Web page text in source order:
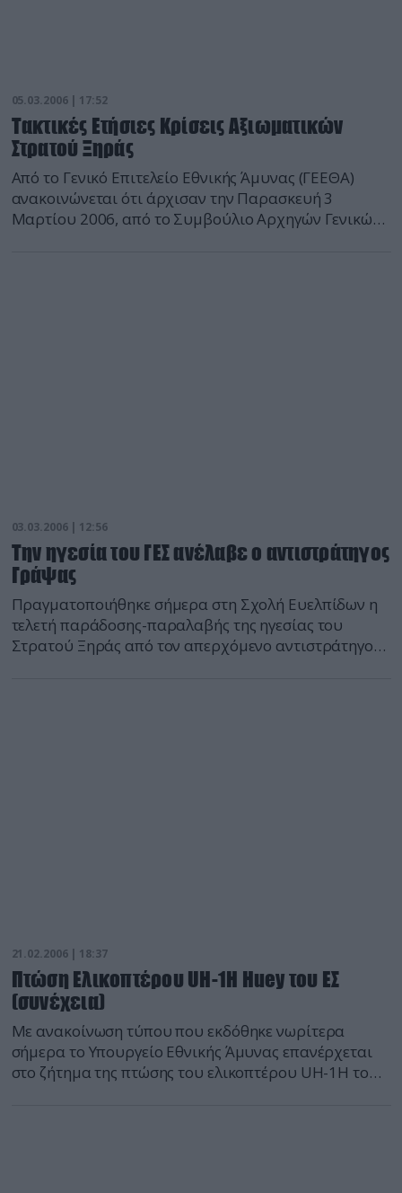
05.03.2006 | 17:52
Τακτικές Ετήσιες Κρίσεις Αξιωματικών
Στρατού Ξηράς
Από το Γενικό Επιτελείο Εθνικής Άμυνας (ΓΕΕΘΑ)
ανακοινώνεται ότι άρχισαν την Παρασκευή 3
Μαρτίου 2006, από το Συμβούλιο Αρχηγών Γενικών
03.03.2006 | 12:56
Την ηγεσία του ΓΕΣ ανέλαβε ο αντιστράτηγος
Γράψας
Πραγματοποιήθηκε σήμερα στη Σχολή Ευελπίδων η
τελετή παράδοσης-παραλαβής της ηγεσίας του
Στρατού Ξηράς από τον απερχόμενο αντιστράτηγο
21.02.2006 | 18:37
Πτώση Ελικοπτέρου UH-1H Huey του ΕΣ
(συνέχεια)
Με ανακοίνωση τύπου που εκδόθηκε νωρίτερα
σήμερα το Υπουργείο Εθνικής Άμυνας επανέρχεται
στο ζήτημα της πτώσης του ελικοπτέρου UH-1H του